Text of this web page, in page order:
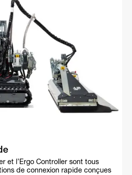
et l’Ergo Controller sont tous
de connexion rapide conçues